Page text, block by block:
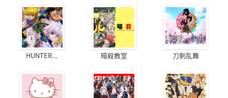
HUNTER... 暗殺教室 刀剣乱舞